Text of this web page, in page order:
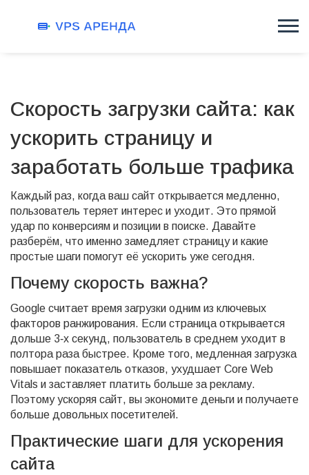
Скорость загрузки сайта: как
ускорить страницу и
заработать больше трафика
Каждый раз, когда ваш сайт открывается медленно,
пользователь теряет интерес и уходит. Это прямой
удар по конверсиям и позиции в поиске. Давайте
разберём, что именно замедляет страницу и какие
простые шаги помогут её ускорить уже сегодня.
Почему скорость важна?
Google считает время загрузки одним из ключевых
факторов ранжирования. Если страница открывается
дольше 3‑х секунд, пользователь в среднем уходит в
полтора раза быстрее. Кроме того, медленная загрузка
повышает показатель отказов, ухудшает Core Web
Vitals и заставляет платить больше за рекламу.
Поэтому ускоряя сайт, вы экономите деньги и получаете
больше довольных посетителей.
Практические шаги для ускорения
сайта